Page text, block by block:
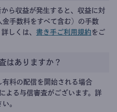
ら収益が発生すると、収益に対
金手数料をすべて含む）の手数
しくは、 書き手ご利用規約 をご
はありますか？
料の配信を開始される場合
よる与信審査がございます。詳
。